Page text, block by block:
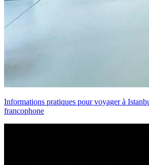
Informations pratiques pour voyager à
francophone